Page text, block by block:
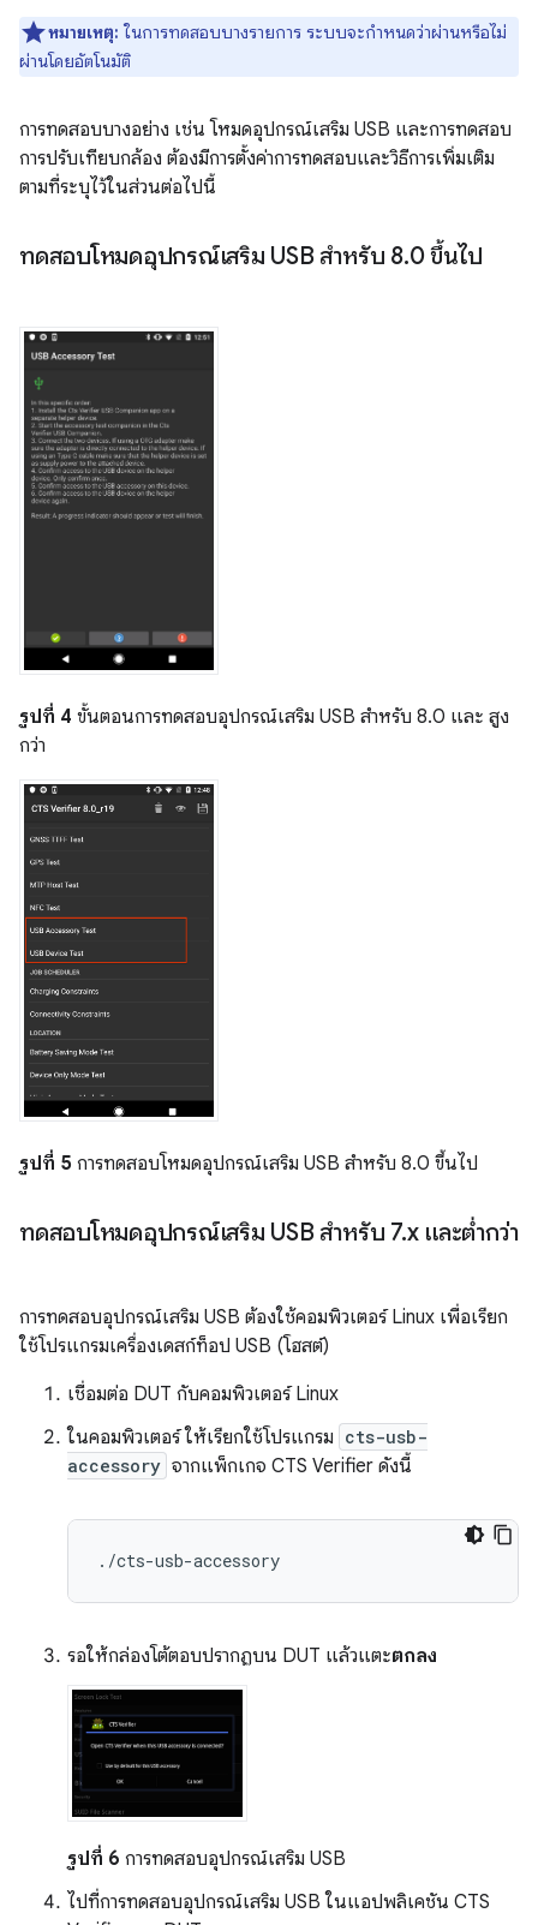
หมายเหตุ: ในการทดสอบบางรายการ ระบบจะกำหนดว่าผ่านหรือไม่
ผ่านโดยอัตโนมัติ
การทดสอบบางอย่าง เช่น โหมดอุปกรณ์เสริม USB และการทดสอบ
การปรับเทียบกล้อง ต้องมีการตั้งค่าการทดสอบและวิธีการเพิ่มเติม
ตามที่ระบุไว้ในส่วนต่อไปนี้
ทดสอบโหมดอุปกรณ์เสริม USB สำหรับ 8.0 ขึ้นไป
รูปที่ 4 ขั้นตอนการทดสอบอุปกรณ์เสริม USB สำหรับ 8.0 และ สูง
กว่า
รูปที่ 5 การทดสอบโหมดอุปกรณ์เสริม USB สำหรับ 8.0 ขึ้นไป
ทดสอบโหมดอุปกรณ์เสริม USB สำหรับ 7.x และต่ำกว่า
การทดสอบอุปกรณ์เสริม USB ต้องใช้คอมพิวเตอร์ Linux เพื่อเรียก
ใช้โปรแกรมเครื่องเดสก์ท็อป USB (โฮสต์)
เชื่อมต่อ DUT กับคอมพิวเตอร์ Linux
ในคอมพิวเตอร์ ให้เรียกใช้โปรแกรม cts-usb-
accessory จากแพ็กเกจ CTS Verifier ดังนี้
รอให้กล่องโต้ตอบปรากฏบน DUT แล้วแตะตกลง
รูปที่ 6 การทดสอบอุปกรณ์เสริม USB
ไปที่การทดสอบอุปกรณ์เสริม USB ในแอปพลิเคชัน CTS